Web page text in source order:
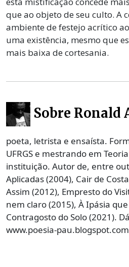
que ao objeto de seu culto. A
ambiente de festejo acrítico
uma existência, mesmo que
mais baixa de cortesania.
Sobre Ronald
poeta, letrista e ensaísta.
UFRGS e mestrando em
instituição. Autor de, entre
Aplicadas (2004), Cair de
Assim (2012), Empresto do
nem claro (2015), À Ipásia
Contragosto do Solo (2021).
www.poesia-pau.blogspot.com